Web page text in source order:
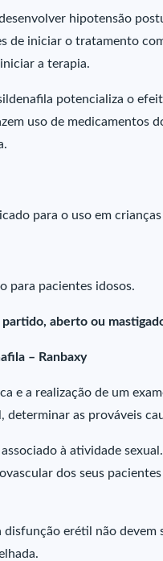
hipotensão
de iniciar o tratamento
a terapia.
potencializa o
uso de medicamentos
para o uso em crianças
para pacientes idosos.
aberto ou
– Ranbaxy
e a realização de um
determinar as prováveis
à atividade
dos seus
erétil não devem